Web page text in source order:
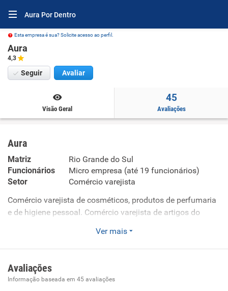
Aura Por Dentro
Esta empresa é sua? Solicite acesso ao perfil.
Aura
4,3
Seguir Avaliar
Visão Geral
45
Avaliações
Aura
Matriz
Rio Grande do Sul
Funcionários
Micro empresa (até 19 funcionários)
Setor
Comércio varejista
Comércio varejista de cosméticos, produtos de perfumaria
e de higiene pessoal. Comércio varejista de artigos do
armarinho. Comércio varejista de artigos esportivos.
Comercio varejista de artigos de cama, mesa e banho.
varejista de calçados. Comércio varejista de artigos de
joalheria. Comércio varejista de artigos de óptica
Ver mais
Avaliações
Informação baseada em 45 avaliações